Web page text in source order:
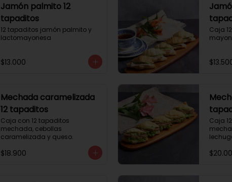
Jamón palmito 12
tapaditos
12 tapaditos jamón palmito y
lactomayonesa
$13.000
Caja
Mechada caramelizada
12 tapaditos
Caja con 12 tapaditos
mechada, cebollas
caramelizada y queso.
$18.900
Caja